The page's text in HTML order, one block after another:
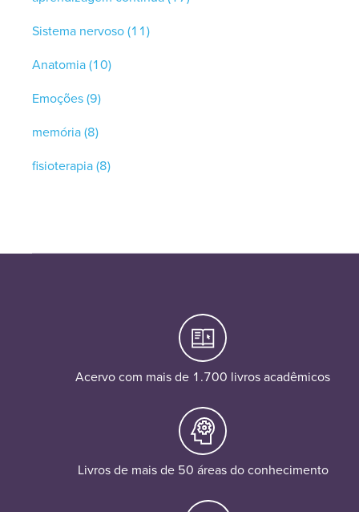
Sistema nervoso(11)
Anatomia(10)
Emoções(9)
memória(8)
fisioterapia(8)
Acervo com mais de 1.700 livros acadêmicos
Livros de mais de 50 áreas do conhecimento